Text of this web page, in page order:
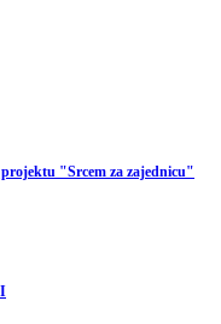
"Srcem za zajednicu"